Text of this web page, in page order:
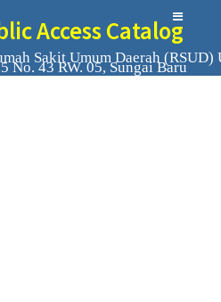
Access Catalog
Sakit Umum Daerah (RSUD)
No. 43 RW. 05, Sungai Baru